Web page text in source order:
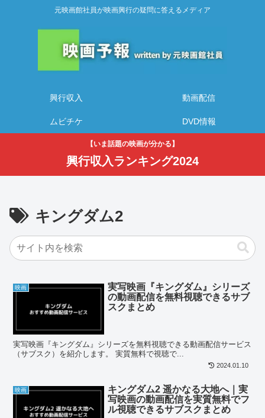
元映画館社員が映画興行の疑問に答えるメディア
興行収入 動画配信
ムビチケ DVD情報
【いま話題の映画が分かる】
興行収入ランキング2024
キングダム2
映画
実写映画『キングダム』シリーズ
の動画配信を無料視聴できるサブ
スクまとめ
実写映画『キングダム』シリーズを無料視聴できる動画配信サービス
（サブスク）を紹介します。 実質無料で視聴で...
2024.01.10
映画
キングダム2 遥かなる大地へ｜実
写映画の動画配信を実質無料でフ
ル視聴できるサブスクまとめ